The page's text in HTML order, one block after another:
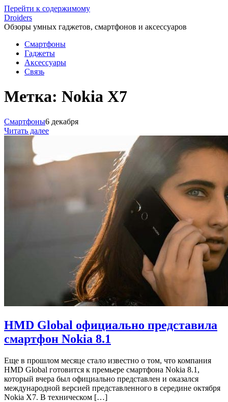
Перейти к содержимому
Droiders
Обзоры умных гаджетов, смартфонов и аксессуаров
Смартфоны
Гаджеты
Аксессуары
Связь
Метка: Nokia X7
Смартфоны6 декабря
Читать далее
HMD Global официально представила
смартфон Nokia 8.1
Еще в прошлом месяце стало известно о том, что компания
HMD Global готовится к премьере смартфона Nokia 8.1,
который вчера был официально представлен и оказался
международной версией представленного в середине октября
Nokia X7. В техническом […]